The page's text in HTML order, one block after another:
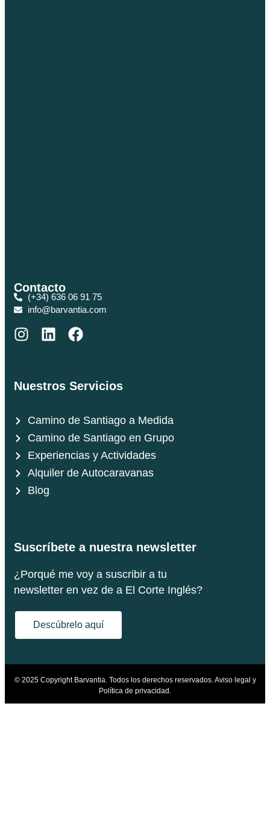
Contacto
(+34) 636 06 91 75
info@barvantia.com
Nuestros Servicios
Camino de Santiago a Medida
Camino de Santiago en Grupo
Experiencias y Actividades
Alquiler de Autocaravanas
Blog
Suscríbete a nuestra newsletter
¿Porqué me voy a suscribir a tu
newsletter en vez de a El Corte Inglés?
Descúbrelo aquí
© 2025 Copyright Barvantia. Todos los derechos reservados. Aviso legal y
Política de privacidad.